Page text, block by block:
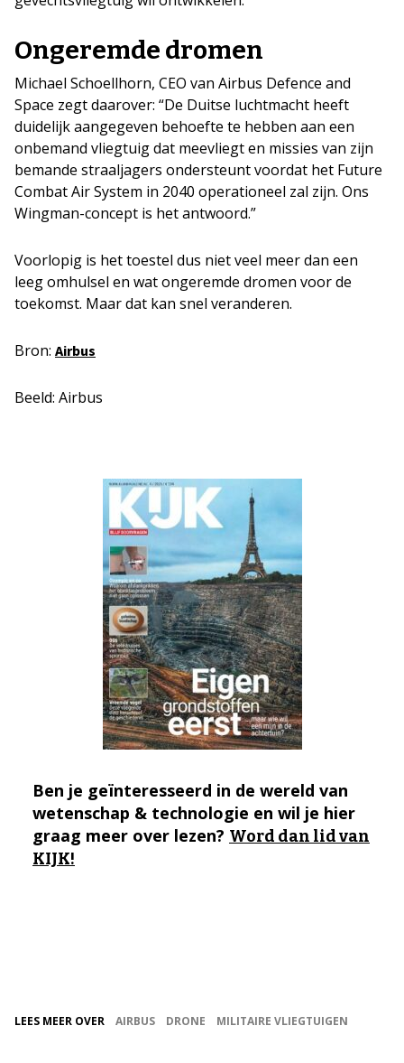
Ongeremde dromen
Michael Schoellhorn, CEO van Airbus Defence and
Space zegt daarover: “De Duitse luchtmacht heeft
duidelijk aangegeven behoefte te hebben aan een
onbemand vliegtuig dat meevliegt en missies van zijn
bemande straaljagers ondersteunt voordat het Future
Combat Air System in 2040 operationeel zal zijn. Ons
Wingman-concept is het antwoord.”
Voorlopig is het toestel dus niet veel meer dan een
leeg omhulsel en wat ongeremde dromen voor de
toekomst. Maar dat kan snel veranderen.
Bron: Airbus
Beeld: Airbus
Ben je geïnteresseerd in de wereld van
wetenschap & technologie en wil je hier
graag meer over lezen? Word dan lid van
KIJK!
LEES MEER OVER AIRBUS DRONE MILITAIRE VLIEGTUIGEN